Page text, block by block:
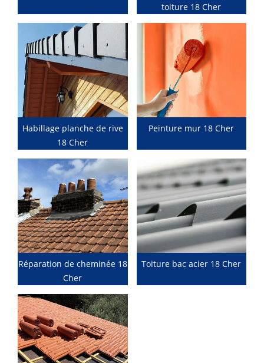
toiture 18 Cher
Habillage planche de rive
18 Cher
Peinture mur 18 Cher
Réparation de cheminée 18
Cher
Toiture bac acier 18 Cher